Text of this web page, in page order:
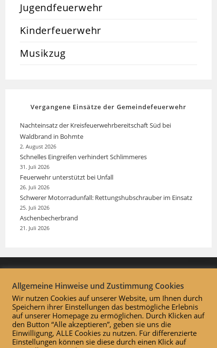
Jugendfeuerwehr
Kinderfeuerwehr
Musikzug
Vergangene Einsätze der Gemeindefeuerwehr
Nachteinsatz der Kreisfeuerwehrbereitschaft Süd bei
Waldbrand in Bohmte
2. August 2026
Schnelles Eingreifen verhindert Schlimmeres
31. Juli 2026
Feuerwehr unterstützt bei Unfall
26. Juli 2026
Schwerer Motorradunfall: Rettungshubschrauber im Einsatz
25. Juli 2026
Aschenbecherbrand
21. Juli 2026
Allgemeine Hinweise und Zustimmung Cookies
Wir nutzen Cookies auf unserer Website, um Ihnen durch
Speichern ihrer Einstellungen das bestmögliche Erlebnis
auf unserer Homepage zu ermöglichen. Durch Klicken auf
den Button “Alle akzeptieren”, geben sie uns die
Einwilligung, ALLE Cookies zu nutzen. Für differenzierte
Einstellungen können sie diese durch einen Klick auf